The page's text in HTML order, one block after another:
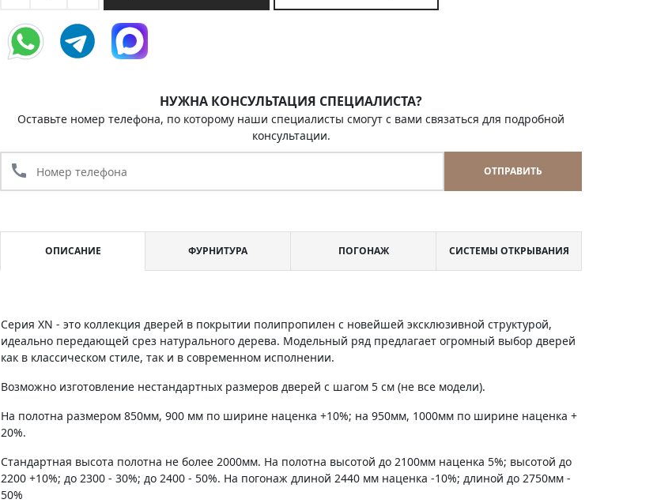
НУЖНА КОНСУЛЬТАЦИЯ СПЕЦИАЛИСТА?
Оставьте номер телефона, по которому наши специалисты смогут с вами связаться для подробной
консультации.
call ОТПРАВИТЬ
ОПИСАНИЕ ФУРНИТУРА ПОГОНАЖ СИСТЕМЫ ОТКРЫВАНИЯ
Серия XN - это коллекция дверей в покрытии полипропилен с новейшей эксклюзивной структурой,
идеально передающей срез натурального дерева. Модельный ряд предлагает огромный выбор дверей
как в классическом стиле, так и в современном исполнении.
Возможно изготовление нестандартных размеров дверей с шагом 5 см (не все модели).
На полотна размером 850мм, 900 мм по ширине наценка +10%; на 950мм, 1000мм по ширине наценка +
20%.
Стандартная высота полотна не более 2000мм. На полотна высотой до 2100мм наценка 5%; высотой до
2200 +10%; до 2300 - 30%; до 2400 - 50%. На погонаж длиной 2440 мм наценка -10%; длиной до 2750мм -
50%